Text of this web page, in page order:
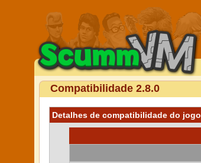
Compatibilidade 2.8.0
Detalhes de compatibilidade do jogo